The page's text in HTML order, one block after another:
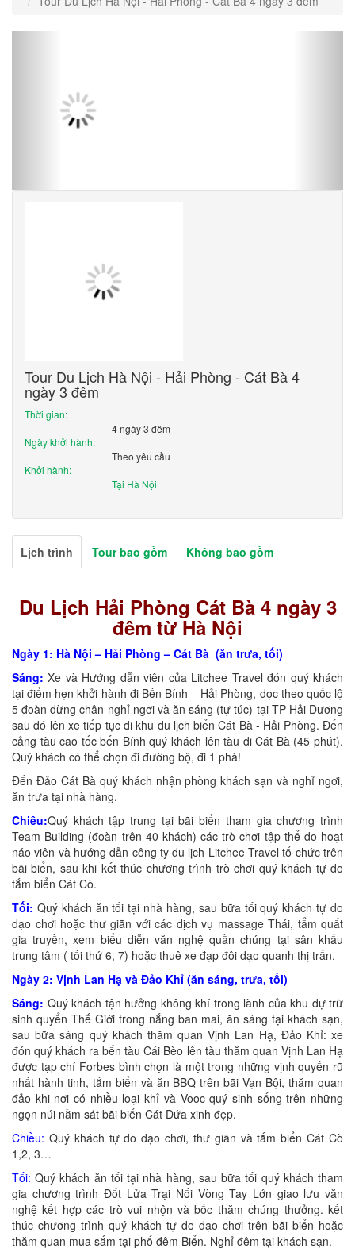
Tour Du Lịch Hà Nội - Hải Phòng - Cát Bà 4
ngày 3 đêm
Thời gian:
4 ngày 3 đêm
Ngày khởi hành:
Theo yêu cầu
Khởi hành:
Tại Hà Nội
Lịch trình Tour bao gồm Không bao gồm
Du Lịch Hải Phòng Cát Bà 4 ngày 3
đêm từ Hà Nội
Ngày 1: Hà Nội – Hải Phòng – Cát Bà (ăn trưa, tối)
Sáng:Xe và Hướng dẫn viên của Litchee Travel đón quý khách
tại điểm hẹn khởi hành đi Bến Bính – Hải Phòng, dọc theo quốc lộ
5 đoàn dừng chân nghỉ ngơi và ăn sáng (tự túc) tại TP Hải Dương
sau đó lên xe tiếp tục đi khu du lịch biển Cát Bà - Hải Phòng. Đến
cảng tàu cao tốc bến Bính quý khách lên tàu đi Cát Bà (45 phút).
Quý khách có thể chọn đi đường bộ, đi 1 phà!
Đến Đảo Cát Bà quý khách nhận phòng khách sạn và nghỉ ngơi,
ăn trưa tại nhà hàng.
Chiều:Quý khách tập trung tại bãi biển tham gia chương trình
Team Building (đoàn trên 40 khách) các trò chơi tập thể do hoạt
náo viên và hướng dẫn công ty du lịch Litchee Travel tổ chức trên
bãi biển, sau khi kết thúc chương trình trò chơi quý khách tự do
tắm biển Cát Cò.
Tối: Quý khách ăn tối tại nhà hàng, sau bữa tối quý khách tự do
dạo chơi hoặc thư giãn với các dịch vụ massage Thái, tẩm quất
gia truyền, xem biểu diễn văn nghệ quần chúng tại sân khấu
trung tâm ( tối thứ 6, 7) hoặc thuê xe đạp đôi dạo quanh thị trấn.
Ngày 2: Vịnh Lan Hạ và Đảo Khỉ (ăn sáng, trưa, tối)
Sáng: Quý khách tận hưởng không khí trong lành của khu dự trữ
sinh quyển Thế Giới trong nắng ban mai, ăn sáng tại khách sạn,
sau bữa sáng quý khách thăm quan Vịnh Lan Hạ, Đảo Khỉ: xe
đón quý khách ra bến tàu Cái Bèo lên tàu thăm quan Vịnh Lan Hạ
được tạp chí Forbes bình chọn là một trong những vịnh quyến rũ
nhất hành tinh, tắm biển và ăn BBQ trên bãi Vạn Bội, thăm quan
đảo khi nơi có nhiều loại khỉ và Vooc quý sinh sống trên những
ngọn núi nằm sát bãi biển Cát Dứa xinh đẹp.
Chiều: Quý khách tự do dạo chơi, thư giãn và tắm biển Cát Cò
1,2, 3…
Tối: Quý khách ăn tối tại nhà hàng, sau bữa tối quý khách tham
gia chương trình Đốt Lửa Trại Nối Vòng Tay Lớn giao lưu văn
nghệ kết hợp các trò vui nhộn và bốc thăm chúng thưởng. kết
thúc chương trình quý khách tự do dạo chơi trên bãi biển hoặc
thăm quan mua sắm tại phố đêm Biển. Nghỉ đêm tại khách sạn.